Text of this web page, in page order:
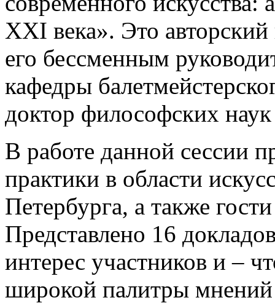
XXI века». Это
его бессменным
кафедры
доктор философских
В работе данной сессии
практики в области
Петербурга, а также
Представлено 16
интерес участников и –
широкой палитры